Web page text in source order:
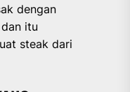
dengan
itu
steak dari